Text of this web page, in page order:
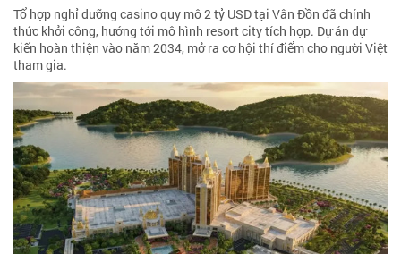
Tổ hợp nghỉ dưỡng casino quy mô 2 tỷ USD tại Vân Đồn đã chính
thức khởi công, hướng tới mô hình resort city tích hợp. Dự án dự
kiến hoàn thiện vào năm 2034, mở ra cơ hội thí điểm cho người Việt
tham gia.